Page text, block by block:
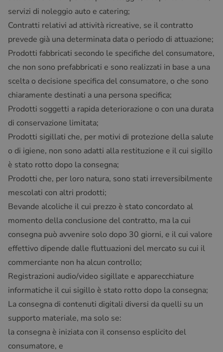
servizi di noleggio auto e catering;
Contratti relativi ad attività ricreative, se il contratto
prevede già una determinata data o periodo di attuazione;
Prodotti fabbricati secondo le specifiche del consumatore,
che non sono prefabbricati e sono realizzati in base a una
scelta o decisione specifica del consumatore, o che sono
chiaramente destinati a una persona specifica;
Prodotti soggetti a rapida deteriorazione o con una durata
di conservazione limitata;
Prodotti sigillati che, per motivi di protezione della salute
o di igiene, non sono adatti alla restituzione e il cui sigillo
è stato rotto dopo la consegna;
Prodotti che, per loro natura, sono stati irreversibilmente
mescolati con altri prodotti;
Bevande alcoliche il cui prezzo è stato concordato al
momento della conclusione del contratto, ma la cui
consegna può avvenire solo dopo 30 giorni, e il cui valore
effettivo dipende dalle fluttuazioni del mercato su cui il
commerciante non ha alcun controllo;
Registrazioni audio/video sigillate e apparecchiature
informatiche il cui sigillo è stato rotto dopo la consegna;
La consegna di contenuti digitali diversi da quelli su un
supporto materiale, ma solo se:
la consegna è iniziata con il consenso esplicito del
consumatore, e